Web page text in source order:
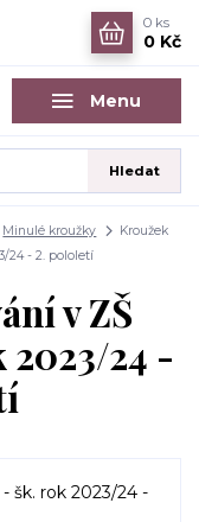
Menu
Hledat
0 ks
0 Kč
Minulé kroužky
Kroužek
24 - 2. pololetí
v ZŠ
24 -